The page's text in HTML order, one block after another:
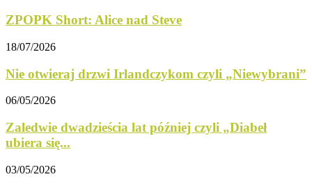
ZPOPK Short: Alice nad Steve
18/07/2026
Nie otwieraj drzwi Irlandczykom czyli „Niewybrani”
06/05/2026
Zaledwie dwadzieścia lat później czyli „Diabeł
ubiera się...
03/05/2026